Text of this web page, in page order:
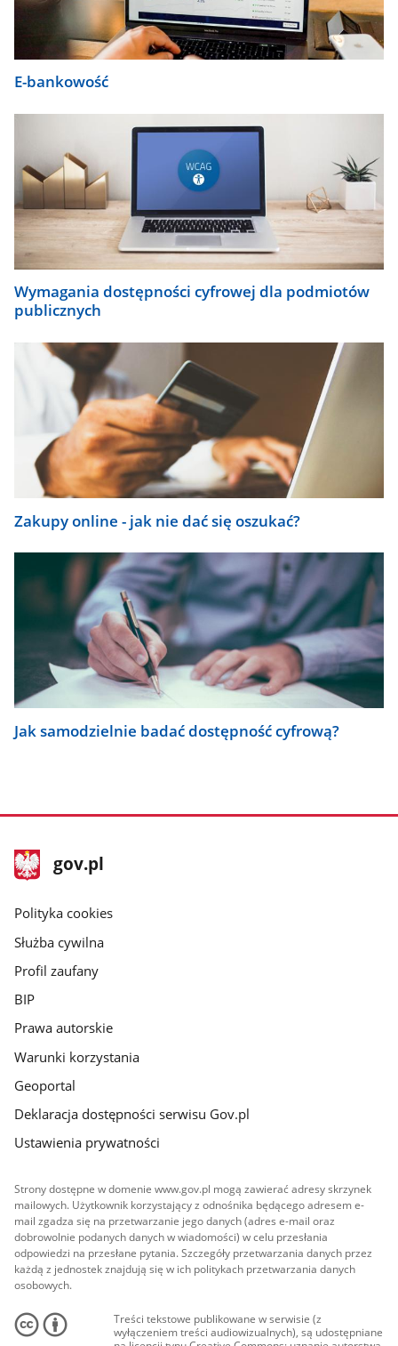
E-bankowość
Wymagania dostępności cyfrowej dla podmiotów
publicznych
Zakupy online - jak nie dać się oszukać?
Jak samodzielnie badać dostępność cyfrową?
stopka
gov.pl
Strona
gov.pl
gov.pl
Polityka cookies
Służba cywilna
Profil zaufany
BIP
Prawa autorskie
Warunki korzystania
Geoportal
Deklaracja dostępności serwisu Gov.pl
Ustawienia prywatności
Strony dostępne w domenie www.gov.pl mogą zawierać adresy skrzynek
mailowych. Użytkownik korzystający z odnośnika będącego adresem e-
mail zgadza się na przetwarzanie jego danych (adres e-mail oraz
dobrowolnie podanych danych w wiadomości) w celu przesłania
odpowiedzi na przesłane pytania. Szczegóły przetwarzania danych przez
każdą z jednostek znajdują się w ich politykach przetwarzania danych
osobowych.
Treści tekstowe publikowane w serwisie (z
wyłączeniem treści audiowizualnych), są udostępniane